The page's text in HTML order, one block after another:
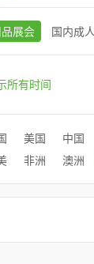
展会 国内成
所有时间
美国 中国
非洲 澳洲